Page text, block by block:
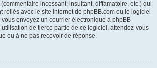
incessant, insultant, diffamatoire, etc.) qui
reliés avec le site internet de phpBB.com ou le logiciel
envoyez un courrier électronique à phpBB
utilisation de tierce partie de ce logiciel, attendez-vous
ou à ne pas recevoir de réponse.